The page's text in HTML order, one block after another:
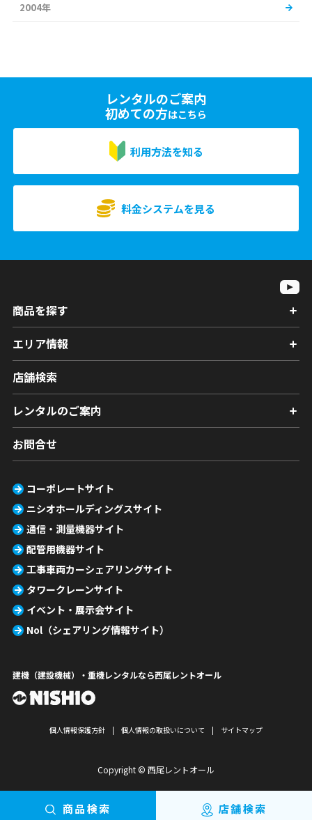
2004年
レンタルのご案内
初めての方はこちら
利用方法を知る
料金システムを見る
商品検索 店舗検索
商品を探す
エリア情報
店舗検索
レンタルのご案内
お問合せ
コーポレートサイト
ニシオホールディングスサイト
通信・測量機器サイト
配管用機器サイト
工事車両カーシェアリングサイト
タワークレーンサイト
イベント・展示会サイト
Nol（シェアリング情報サイト）
建機（建設機械）・重機レンタルなら西尾レントオール
個人情報保護方針 個人情報の取扱いについて サイトマップ
Copyright © 西尾レントオール